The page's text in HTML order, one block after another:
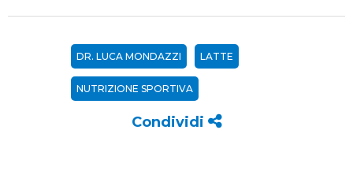
DR. LUCA MONDAZZI LATTE
NUTRIZIONE SPORTIVA
Condividi